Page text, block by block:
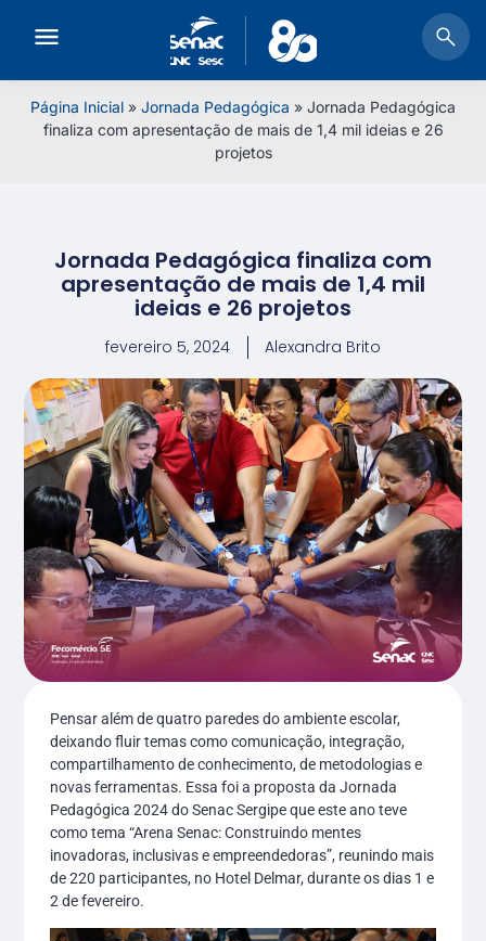
Página Inicial » Jornada Pedagógica » Jornada Pedagógica
finaliza com apresentação de mais de 1,4 mil ideias e 26
projetos
Jornada Pedagógica finaliza com
apresentação de mais de 1,4 mil
ideias e 26 projetos
fevereiro 5, 2024 Alexandra Brito
Pensar além de quatro paredes do ambiente escolar,
deixando fluir temas como comunicação, integração,
compartilhamento de conhecimento, de metodologias e
novas ferramentas. Essa foi a proposta da Jornada
Pedagógica 2024 do Senac Sergipe que este ano teve
como tema “Arena Senac: Construindo mentes
inovadoras, inclusivas e empreendedoras”, reunindo mais
de 220 participantes, no Hotel Delmar, durante os dias 1 e
2 de fevereiro.